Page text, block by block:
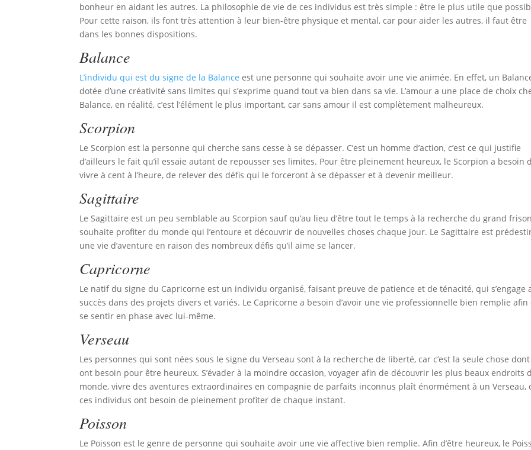
bonheur en aidant les autres. La philosophie de vie de ces individus est très simple : être le plus utile que
Pour cette raison, ils font très attention à leur bien-être physique et mental, car pour aider les autres, il faut être
dans les bonnes dispositions.
Balance
L’individu qui est du signe de la Balance est une personne qui souhaite avoir une vie animée. En effet, un
dotée d’une créativité sans limites qui s’exprime quand tout va bien dans sa vie. L’amour a une place de choix
Balance, en réalité, c’est l’élément le plus important, car sans amour il est complètement malheureux.
Scorpion
Le Scorpion est la personne qui cherche sans cesse à se dépasser. C’est un homme d’action, c’est ce qui justifie
d’ailleurs le fait qu’il essaie autant de repousser ses limites. Pour être pleinement heureux, le Scorpion a besoin
vivre à cent à l’heure, de relever des défis qui le forceront à se dépasser et à devenir meilleur.
Sagittaire
Le Sagittaire est un peu semblable au Scorpion sauf qu’au lieu d’être tout le temps à la recherche du grand
souhaite profiter du monde qui l’entoure et découvrir de nouvelles choses chaque jour. Le Sagittaire est
une vie d’aventure en raison des nombreux défis qu’il aime se lancer.
Capricorne
Le natif du signe du Capricorne est un individu organisé, faisant preuve de patience et de ténacité, qui s’engage
succès dans des projets divers et variés. Le Capricorne a besoin d’avoir une vie professionnelle bien remplie afin
se sentir en phase avec lui-même.
Verseau
Les personnes qui sont nées sous le signe du Verseau sont à la recherche de liberté, car c’est la seule chose
ont besoin pour être heureux. S’évader à la moindre occasion, voyager afin de découvrir les plus beaux endroits
monde, vivre des aventures extraordinaires en compagnie de parfaits inconnus plaît énormément à un Verseau,
ces individus ont besoin de pleinement profiter de chaque instant.
Poisson
Le Poisson est le genre de personne qui souhaite avoir une vie affective bien remplie. Afin d’être heureux, le